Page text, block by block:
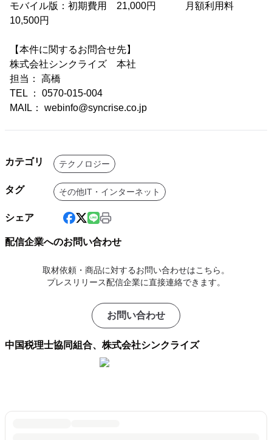
モバイル版：初期費用 21,000円 月額利用料
10,500円
【本件に関するお問合せ先】
株式会社シンクライズ 本社
担当： 高橋
TEL ： 0570-015-004
MAIL： webinfo@syncrise.co.jp
カテゴリ テクノロジー
タグ その他IT・インターネット
シェア
配信企業へのお問い合わせ
取材依頼・商品に対するお問い合わせはこちら。
プレスリリース配信企業に直接連絡できます。
お問い合わせ
中国税理士協同組合、株式会社シンクライズ